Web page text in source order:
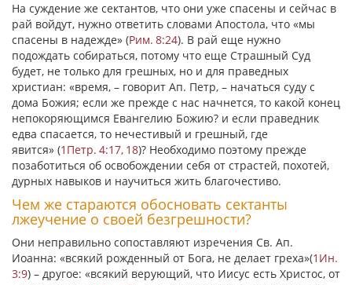
На суждение же сектантов, что они уже спасены и сейчас в
рай войдут, нужно ответить словами Апостола, что «мы
спасены в надежде» (Рим. 8:24). В рай еще нужно
подождать собираться, потому что еще Страшный Суд
будет, не только для грешных, но и для праведных
христиан: «время, – говорит Ап. Петр, – начаться суду с
дома Божия; если же прежде с нас начнется, то какой конец
непокоряющимся Евангелию Божию? и если праведник
едва спасается, то нечестивый и грешный, где
явится» (1Петр. 4:17, 18)? Необходимо поэтому прежде
позаботиться об освобождении себя от страстей, похотей,
дурных навыков и научиться жить благочестиво.
Чем же стараются обосновать сектанты
лжеучение о своей безгрешности?
Они неправильно сопоставляют изречения Св. Ап.
Иоанна: «всякий рожденный от Бога, не делает греха»(1Ин.
3:9) – другое: «всякий верующий, что Иисус есть Христос, от